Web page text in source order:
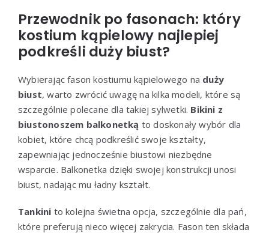
Przewodnik po fasonach: który
kostium kąpielowy najlepiej
podkreśli duży biust?
Wybierając fason kostiumu kąpielowego na duży
biust, warto zwrócić uwagę na kilka modeli, które są
szczególnie polecane dla takiej sylwetki. Bikini z
biustonoszem balkonetką to doskonały wybór dla
kobiet, które chcą podkreślić swoje kształty,
zapewniając jednocześnie biustowi niezbędne
wsparcie. Balkonetka dzięki swojej konstrukcji unosi
biust, nadając mu ładny kształt.
Tankini to kolejna świetna opcja, szczególnie dla pań,
które preferują nieco więcej zakrycia. Fason ten składa